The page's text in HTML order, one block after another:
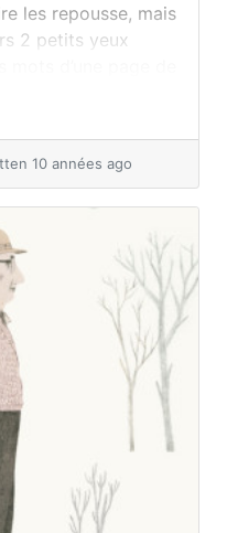
les repousse, mais
2 petits yeux
10 années ago